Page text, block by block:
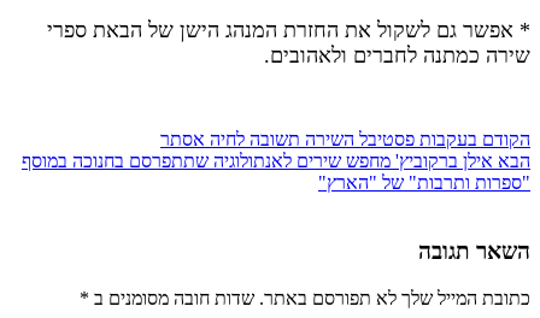
* אפשר גם לשקול את החזרת המנהג הישן של הבאת ספרי
שירה כמתנה לחברים ולאהובים.
הקודם בעקבות פסטיבל השירה תשובה לחיה אסתר
הבא אילן ברקוביץ' מחפש שירים לאנתולוגיה שתתפרסם בחנוכה במוסף
"ספרות ותרבות" של "הארץ"
השאר תגובה
כתובת המייל שלך לא תפורסם באתר. שדות חובה מסומנים ב *